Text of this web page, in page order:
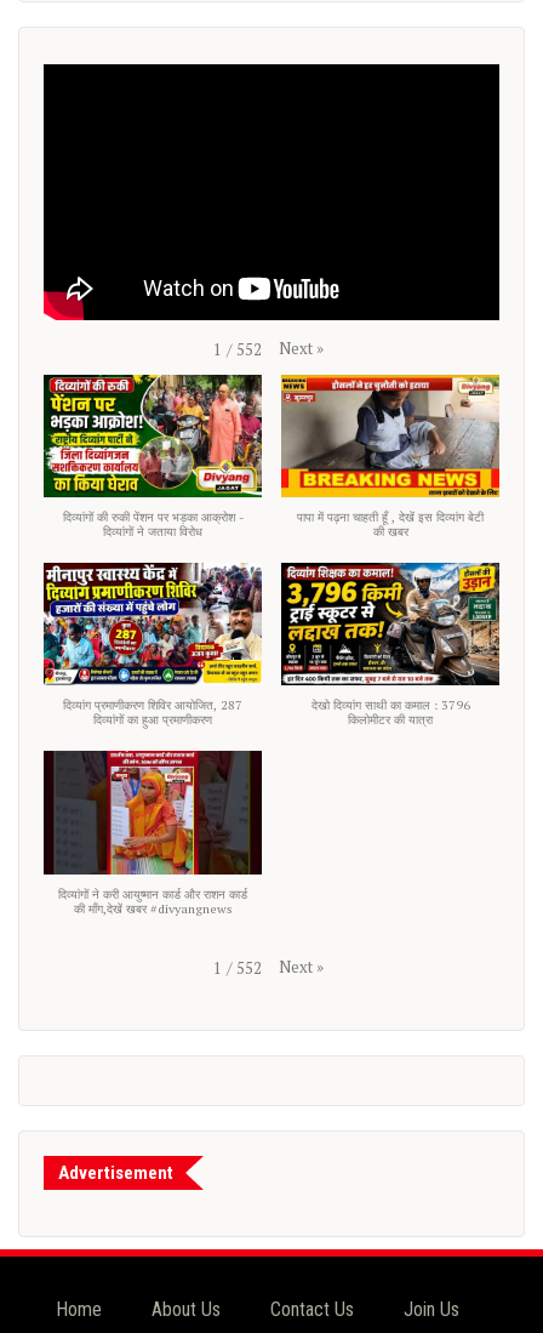
1 / 552 Next »
दिव्यांगों की रुकी पेंशन पर भड़का आक्रोश -
दिव्यांगों ने जताया विरोध
पापा में पढ़ना चाहती हूँ , देखें इस दिव्यांग बेटी
की खबर
दिव्यांग प्रमाणीकरण शिविर आयोजित, 287
दिव्यांगों का हुआ प्रमाणीकरण
देखो दिव्यांग साथी का कमाल : 3796
किलोमीटर की यात्रा
दिव्यांगों ने करी आयुष्मान कार्ड और राशन कार्ड
की माँग,देखें खबर #divyangnews
1 / 552 Next »
Advertisement
Home About Us Contact Us
Join Us